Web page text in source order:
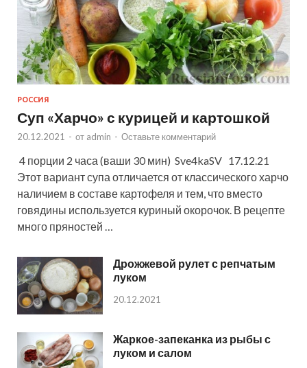
РОССИЯ
Суп «Харчо» с курицей и картошкой
20.12.2021 - от admin - Оставьте комментарий
4 порции 2 часа (ваши 30 мин) Sve4kaSV 17.12.21
Этот вариант супа отличается от классического харчо
наличием в составе картофеля и тем, что вместо
говядины используется куриный окорочок. В рецепте
много пряностей …
Дрожжевой рулет с репчатым
луком
20.12.2021
Жаркое-запеканка из рыбы с
луком и салом